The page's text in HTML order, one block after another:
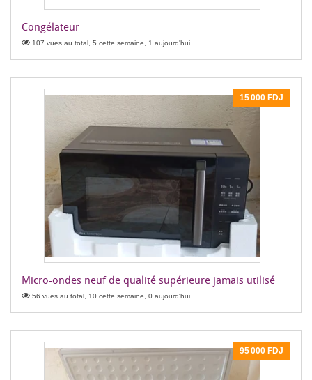
Congélateur
107 vues au total, 5 cette semaine, 1 aujourd'hui
15 000 FDJ
Micro-ondes neuf de qualité supérieure jamais utilisé
56 vues au total, 10 cette semaine, 0 aujourd'hui
95 000 FDJ